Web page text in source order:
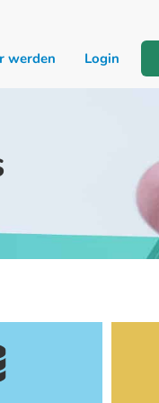
werden Login